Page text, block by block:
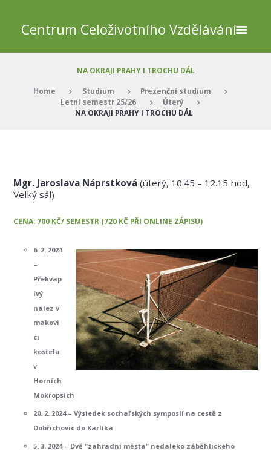
Centrum Celoživotního Vzdělávání
NA OKRAJI PRAHY I TROCHU DÁL
Home Studium
Prezenční studium
Letní semestr 25/26
Úterý
NA OKRAJI PRAHY I TROCHU DÁL
Mgr. Jaroslava Náprstková (úterý, 10.45 – 12.15 hod,
Velký sál)
CENA: 700 KČ/ SEMESTR (720 KČ PŘI ONLINE ZÁPISU)
6. 2. 2024
–
Překvap
ivý
nález v
makovi
ci
kostela
v
Horních
Mokropsích
20. 2. 2024 – Výsledek sochařských symposií na cestě z
Dobřichovic do Karlíka
5. 3. 2024 – Dvě “zahradní města“ nedaleko záběhlického